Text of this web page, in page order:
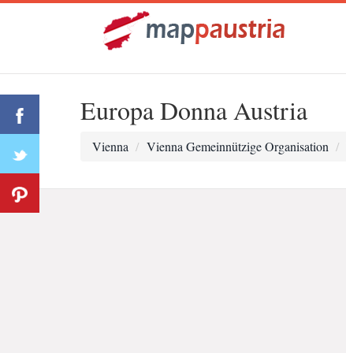
Europa Donna Austria
Vienna Vienna Gemeinnützige Organisation